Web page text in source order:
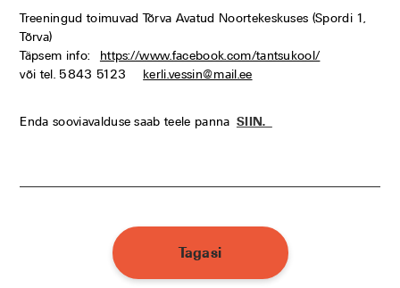
Treeningud toimuvad Tõrva Avatud Noortekeskuses (Spordi 1,
Tõrva)
Täpsem info: https://www.facebook.com/tantsukool/
või tel. 5843 5123 kerli.vessin@mail.ee
Enda sooviavalduse saab teele panna SIIN.
Tagasi